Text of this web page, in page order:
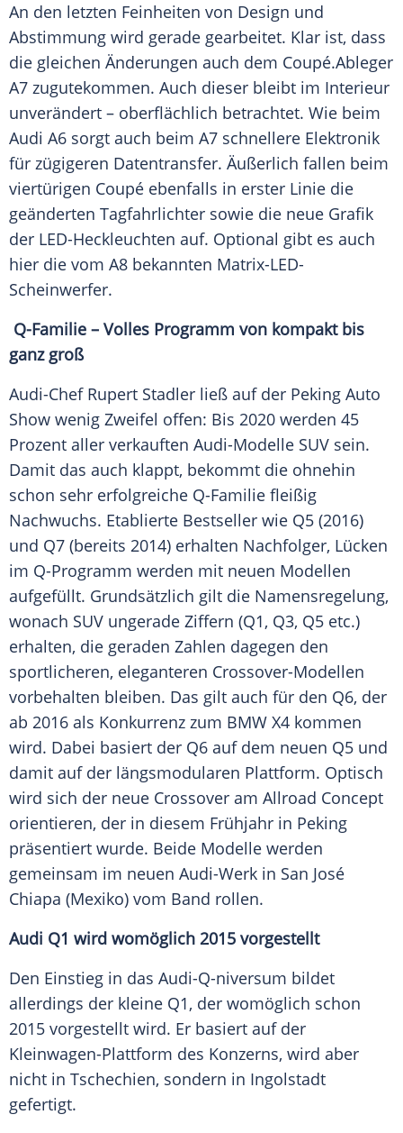
An den letzten Feinheiten von Design und
Abstimmung wird gerade gearbeitet. Klar ist, dass
die gleichen Änderungen auch dem Coupé.Ableger
A7 zugutekommen. Auch dieser bleibt im Interieur
unverändert – oberflächlich betrachtet. Wie beim
Audi A6 sorgt auch beim A7 schnellere Elektronik
für zügigeren Datentransfer. Äußerlich fallen beim
viertürigen Coupé ebenfalls in erster Linie die
geänderten Tagfahrlichter sowie die neue Grafik
der LED-Heckleuchten auf. Optional gibt es auch
hier die vom A8 bekannten Matrix-LED-
Scheinwerfer.
Q-Familie – Volles Programm von kompakt bis
ganz groß
Audi-Chef Rupert Stadler ließ auf der Peking Auto
Show wenig Zweifel offen: Bis 2020 werden 45
Prozent aller verkauften Audi-Modelle SUV sein.
Damit das auch klappt, bekommt die ohnehin
schon sehr erfolgreiche Q-Familie fleißig
Nachwuchs. Etablierte Bestseller wie Q5 (2016)
und Q7 (bereits 2014) erhalten Nachfolger, Lücken
im Q-Programm werden mit neuen Modellen
aufgefüllt. Grundsätzlich gilt die Namensregelung,
wonach SUV ungerade Ziffern (Q1, Q3, Q5 etc.)
erhalten, die geraden Zahlen dagegen den
sportlicheren, eleganteren Crossover-Modellen
vorbehalten bleiben. Das gilt auch für den Q6, der
ab 2016 als Konkurrenz zum BMW X4 kommen
wird. Dabei basiert der Q6 auf dem neuen Q5 und
damit auf der längsmodularen Plattform. Optisch
wird sich der neue Crossover am Allroad Concept
orientieren, der in diesem Frühjahr in Peking
präsentiert wurde. Beide Modelle werden
gemeinsam im neuen Audi-Werk in San José
Chiapa (Mexiko) vom Band rollen.
Audi Q1 wird womöglich 2015 vorgestellt
Den Einstieg in das Audi-Q-niversum bildet
allerdings der kleine Q1, der womöglich schon
2015 vorgestellt wird. Er basiert auf der
Kleinwagen-Plattform des Konzerns, wird aber
nicht in Tschechien, sondern in Ingolstadt
gefertigt.